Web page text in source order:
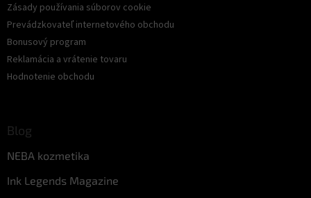
Zásady používania súborov cookie
Prevádzkovateľ internetového obchodu
Bonusový program
Reklamácia a vrátenie tovaru
Hodnotenie obchodu
Blog
NEBA kozmetika
Ink Legends Magazine